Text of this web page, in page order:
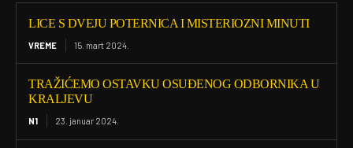
LICE S DVEJU POTERNICA I MISTERIOZNI MINUTI
VREME 15. mart 2024.
TRAŽIĆEMO OSTAVKU OSUĐENOG ODBORNIKA U
KRALJEVU
N1 23. januar 2024.